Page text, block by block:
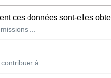
données sont-elles obtenues ?
...
à ...